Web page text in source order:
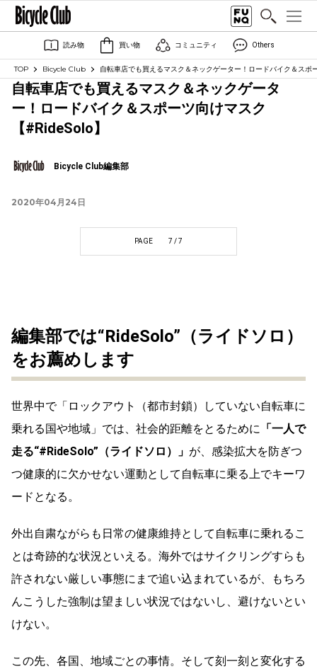
読み物 買い物 コミュニティ Others
TOP Bicycle Club 自転車店でも買えるマスク＆ネックゲーター！ロードバイク＆ス
自転車店でも買えるマスク＆ネックゲータ
ー！ロードバイク＆スポーツ向けマスク
【#RideSolo】
Bicycle Club編集部
2020年04月24日
PAGE 7 / 7
編集部では“RideSolo”（ライドソロ）
をお薦めします
世界中で「ロックアウト（都市封鎖）していない自転車に
乗れる国や地域」では、社会的距離をとるために 「一人で
走る“#RideSolo”（ライドソロ）」 が、感染拡大を防ぎつ
つ健康的に欠かせない運動として自転車に乗る上でキーワ
ードとなる。
外出自粛ながらも日常の健康維持として自転車に乗れるこ
とは奇跡的な状況といえる。海外ではサイクリングすらも
許されない厳しい事態にまで追い込まれているが、もちろ
んこうした強制は望ましい状況ではないし、避けないとい
けない。
この先、各国、地域ごとの事情。そして刻一刻と変化する